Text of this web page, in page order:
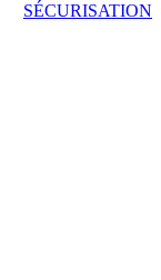
SÉCURISATION